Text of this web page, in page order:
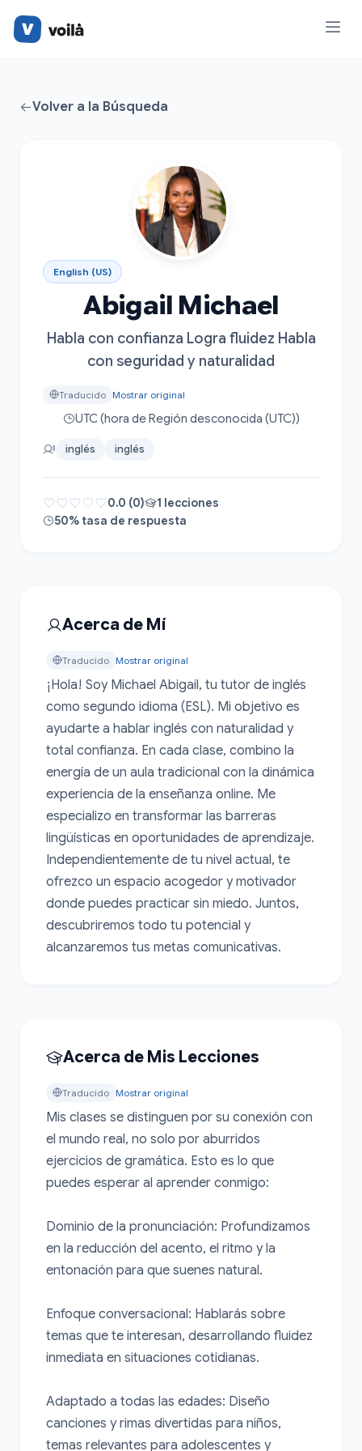
Volver a la Búsqueda
English (US)
Abigail Michael
Habla con confianza Logra fluidez Habla
con seguridad y naturalidad
Traducido Mostrar original
UTC (hora de Región desconocida (UTC))
inglés inglés
0.0 (0)
1 lecciones
50% tasa de respuesta
Acerca de Mí
Traducido Mostrar original
¡Hola! Soy Michael Abigail, tu tutor de inglés
como segundo idioma (ESL). Mi objetivo es
ayudarte a hablar inglés con naturalidad y
total confianza. En cada clase, combino la
energía de un aula tradicional con la dinámica
experiencia de la enseñanza online. Me
especializo en transformar las barreras
lingüísticas en oportunidades de aprendizaje.
Independientemente de tu nivel actual, te
ofrezco un espacio acogedor y motivador
donde puedes practicar sin miedo. Juntos,
descubriremos todo tu potencial y
alcanzaremos tus metas comunicativas.
Acerca de Mis Lecciones
Traducido Mostrar original
Mis clases se distinguen por su conexión con
el mundo real, no solo por aburridos
ejercicios de gramática. Esto es lo que
puedes esperar al aprender conmigo:
Dominio de la pronunciación: Profundizamos
en la reducción del acento, el ritmo y la
entonación para que suenes natural.
Enfoque conversacional: Hablarás sobre
temas que te interesan, desarrollando fluidez
inmediata en situaciones cotidianas.
Adaptado a todas las edades: Diseño
canciones y rimas divertidas para niños,
temas relevantes para adolescentes y